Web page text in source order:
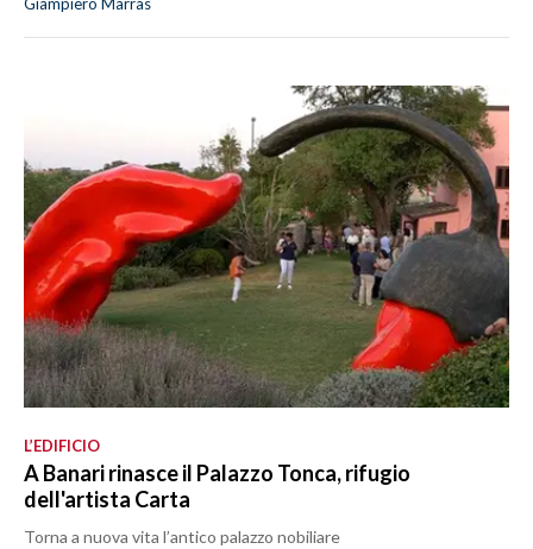
Giampiero Marras
L’EDIFICIO
A Banari rinasce il Palazzo Tonca, rifugio
dell'artista Carta
Torna a nuova vita l’antico palazzo nobiliare